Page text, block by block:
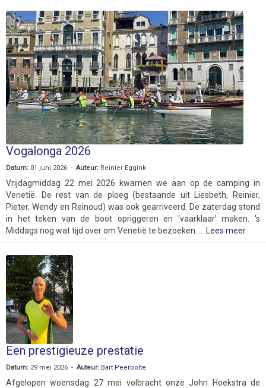
Vogalonga 2026
Datum: 01 juni 2026 -Auteur: Reinier Eggink
Vrijdagmiddag 22 mei 2026 kwamen we aan op de camping in
Venetië. De rest van de ploeg (bestaande uit Liesbeth, Reinier,
Pieter, Wendy en Reinoud) was ook gearriveerd. De zaterdag stond
in het teken van de boot opriggeren en 'vaarklaar' maken. 's
Middags nog wat tijd over om Venetië te bezoeken. ...
Lees meer
Een prestigieuze prestatie
Datum: 29 mei 2026 -Auteur: Bart Peerbolte
Afgelopen woensdag 27 mei volbracht onze John Hoekstra de